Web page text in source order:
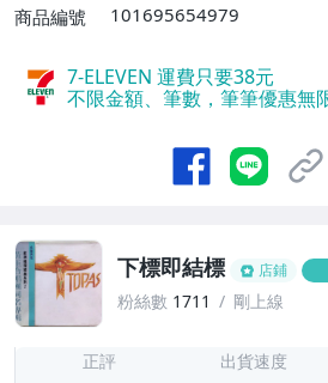
商品編號
101695654979
7-ELEVEN 運費只要38元
不限金額、筆數，筆筆優惠無
下標即結標 店鋪
粉絲數 1711 剛上線
正評 出貨速度